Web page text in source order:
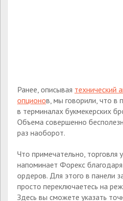
Ранее, описывая технический
опционов, мы говорили, что в
в терминалах букмекерских
Объема совершенно
раз наоборот.
Что примечательно, торговля
напоминает Форекс
ордеров. Для этого в панели
просто переключаетесь на
Здесь вы сможете указать